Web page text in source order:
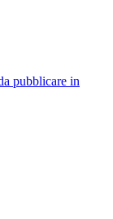
pubblicare in